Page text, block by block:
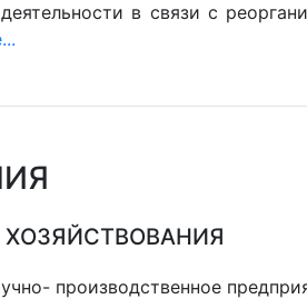
в связи с
производственное